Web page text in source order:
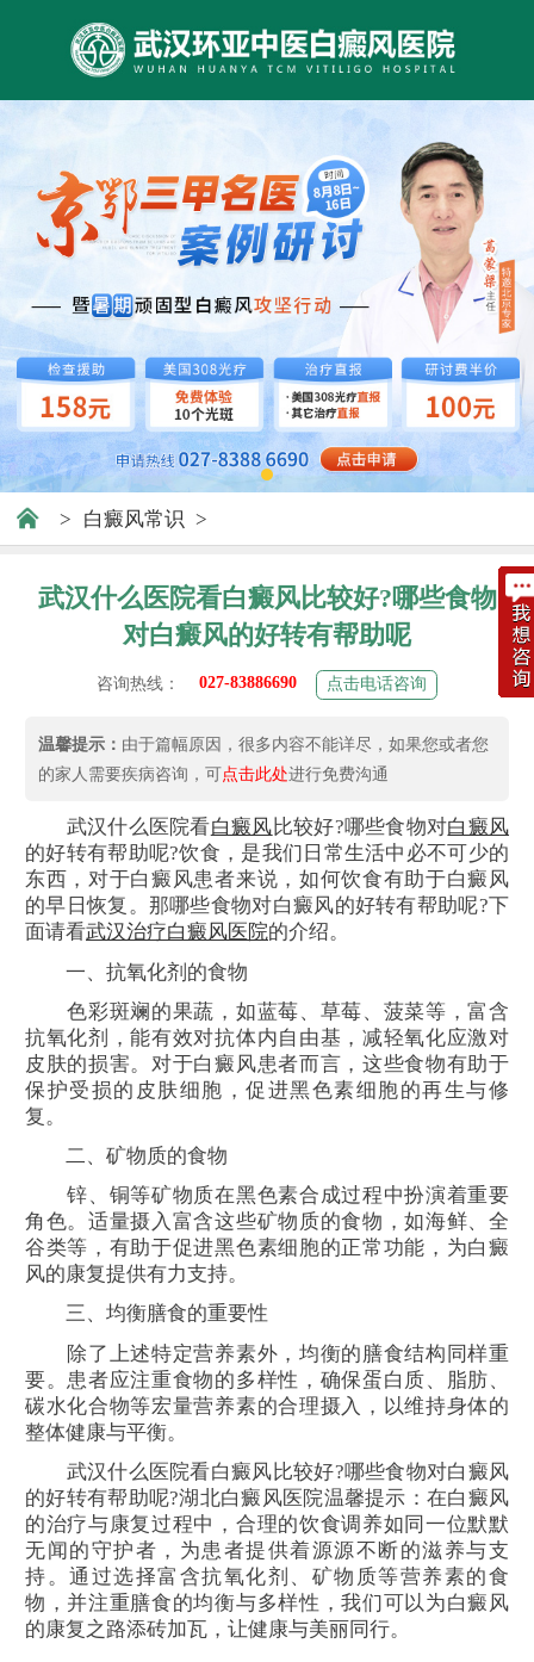
> 白癜风常识 >
武汉什么医院看白癜风比较好?哪些食物
对白癜风的好转有帮助呢
咨询热线： 027-83886690 点击电话咨询
温馨提示： 由于篇幅原因，很多内容不能详尽，如果您或者您
的家人需要疾病咨询，可点击此处进行免费沟通
武汉什么医院看白癜风比较好?哪些食物对白癜风
的好转有帮助呢?饮食，是我们日常生活中必不可少的
东西，对于白癜风患者来说，如何饮食有助于白癜风
的早日恢复。那哪些食物对白癜风的好转有帮助呢?下
面请看武汉治疗白癜风医院的介绍。
一、抗氧化剂的食物
色彩斑斓的果蔬，如蓝莓、草莓、菠菜等，富含
抗氧化剂，能有效对抗体内自由基，减轻氧化应激对
皮肤的损害。对于白癜风患者而言，这些食物有助于
保护受损的皮肤细胞，促进黑色素细胞的再生与修
复。
二、矿物质的食物
锌、铜等矿物质在黑色素合成过程中扮演着重要
角色。适量摄入富含这些矿物质的食物，如海鲜、全
谷类等，有助于促进黑色素细胞的正常功能，为白癜
风的康复提供有力支持。
三、均衡膳食的重要性
除了上述特定营养素外，均衡的膳食结构同样重
要。患者应注重食物的多样性，确保蛋白质、脂肪、
碳水化合物等宏量营养素的合理摄入，以维持身体的
整体健康与平衡。
武汉什么医院看白癜风比较好?哪些食物对白癜风
的好转有帮助呢?湖北白癜风医院温馨提示：在白癜风
的治疗与康复过程中，合理的饮食调养如同一位默默
无闻的守护者，为患者提供着源源不断的滋养与支
持。通过选择富含抗氧化剂、矿物质等营养素的食
物，并注重膳食的均衡与多样性，我们可以为白癜风
的康复之路添砖加瓦，让健康与美丽同行。